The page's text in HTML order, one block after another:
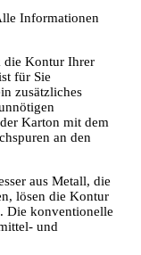
Informationen
die Kontur Ihrer
für Sie
zusätzliches
Karton mit dem
an den
aus Metall, die
lösen die Kontur
Die konventionelle
und